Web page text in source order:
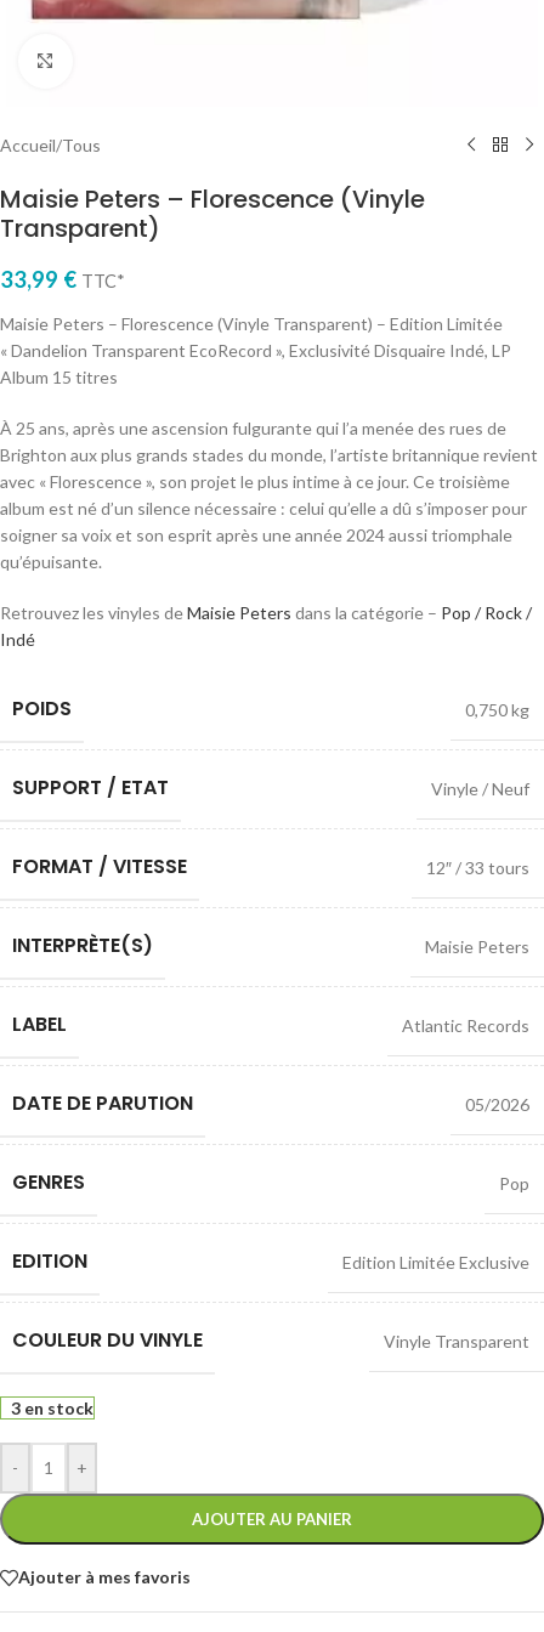
Accueil/Tous
Maisie Peters – Florescence (Vinyle
Transparent)
33,99 € TTC*
Maisie Peters – Florescence (Vinyle Transparent) – Edition Limitée
« Dandelion Transparent EcoRecord », Exclusivité Disquaire Indé, LP
Album 15 titres
À 25 ans, après une ascension fulgurante qui l’a menée des rues de
Brighton aux plus grands stades du monde, l’artiste britannique revient
avec « Florescence », son projet le plus intime à ce jour. Ce troisième
album est né d’un silence nécessaire : celui qu’elle a dû s’imposer pour
soigner sa voix et son esprit après une année 2024 aussi triomphale
qu’épuisante.
Retrouvez les vinyles deMaisie Peters dans la catégorie – Pop / Rock /
Indé
POIDS 0,750 kg
SUPPORT / ETAT Vinyle / Neuf
FORMAT / VITESSE 12″ / 33 tours
INTERPRÈTE(S) Maisie Peters
LABEL Atlantic Records
DATE DE PARUTION 05/2026
GENRES Pop
EDITION Edition Limitée Exclusive
COULEUR DU VINYLE Vinyle Transparent
3 en stock
- +
AJOUTER AU PANIER
Ajouter à mes favoris